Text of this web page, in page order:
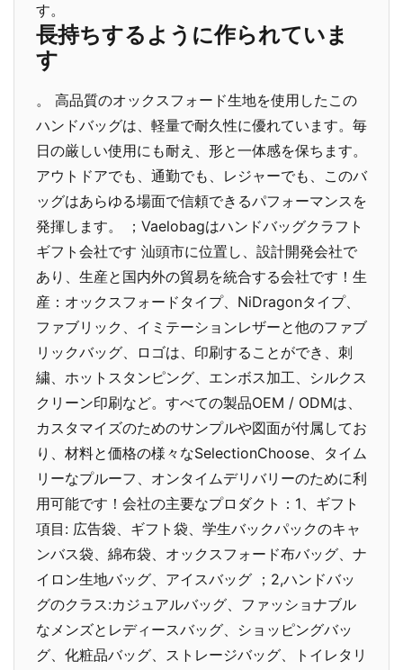
す。
長持ちするように作られていま
す
。 高品質のオックスフォード生地を使用したこの
ハンドバッグは、軽量で耐久性に優れています。毎
日の厳しい使用にも耐え、形と一体感を保ちます。
アウトドアでも、通勤でも、レジャーでも、このバ
ッグはあらゆる場面で信頼できるパフォーマンスを
発揮します。 ；Vaelobagはハンドバッグクラフト
ギフト会社です 汕頭市に位置し、設計開発会社で
あり、生産と国内外の貿易を統合する会社です！生
産：オックスフォードタイプ、NiDragonタイプ、
ファブリック、イミテーションレザーと他のファブ
リックバッグ、ロゴは、印刷することができ、刺
繍、ホットスタンピング、エンボス加工、シルクス
クリーン印刷など。すべての製品OEM / ODMは、
カスタマイズのためのサンプルや図面が付属してお
り、材料と価格の様々なSelectionChoose、タイム
リーなプルーフ、オンタイムデリバリーのために利
用可能です！会社の主要なプロダクト：1、ギフト
項目: 広告袋、ギフト袋、学生バックパックのキャ
ンバス袋、綿布袋、オックスフォード布バッグ、ナ
イロン生地バッグ、アイスバッグ ；2,ハンドバッ
グのクラス:カジュアルバッグ、ファッショナブル
なメンズとレディースバッグ、ショッピングバッ
グ、化粧品バッグ、ストレージバッグ、トイレタリ